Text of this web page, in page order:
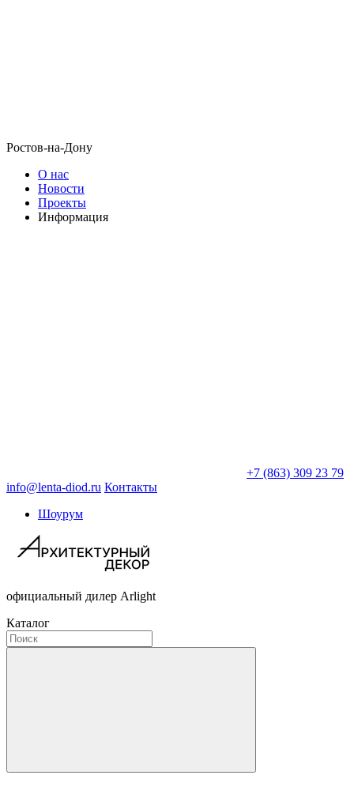
Ростов-на-Дону
О нас
Новости
Проекты
Информация
+7 (863) 309 23 79
info@lenta-diod.ru Контакты
Шоурум
официальный дилер Arlight
Каталог